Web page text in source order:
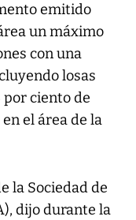
emitido
un máximo
con una
losas
por ciento de
el área de la
la Sociedad de
dijo durante la